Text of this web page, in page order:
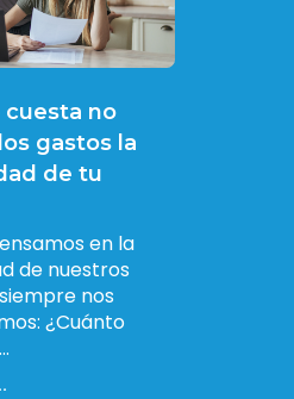
cuesta no
gastos la
de tu
en la
de nuestros
nos
¿Cuánto